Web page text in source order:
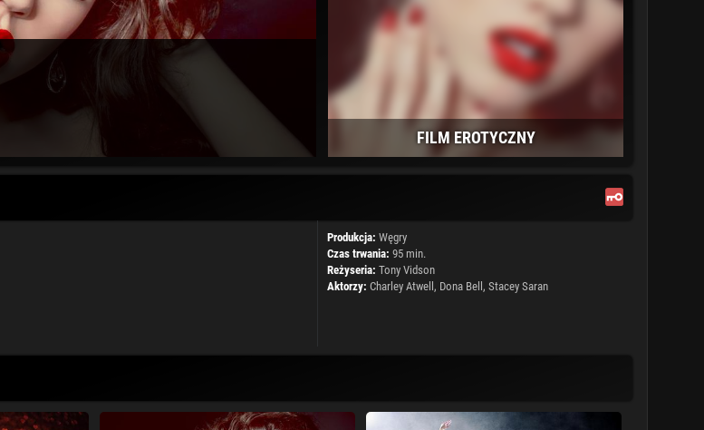
FILM EROTYCZNY
Produkcja: Węgry
Czas trwania: 95 min.
Reżyseria: Tony Vidson
Aktorzy: Charley Atwell, Dona Bell, Stacey Saran